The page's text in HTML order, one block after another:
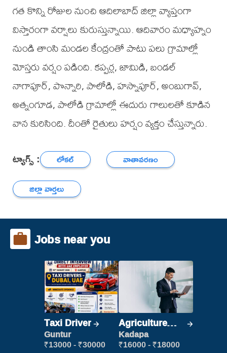
గత కొన్ని రోజుల నుంచి ఆదిలాబాద్ జిల్లా వ్యాప్తంగా
విస్తారంగా వర్షాలు కురుస్తున్నాయి. ఆదివారం మధ్యాహ్నం
నుండి తాంసి మండల కేంద్రంతో పాటు పలు గ్రామాల్లో
మోస్తరు వర్షం పడింది. కప్పర్ల, జామిడి, బండల్
నాగాపూర్, పొన్నారి, పాలోడి, హస్నాపూర్, అంబుగావ్,
అత్నంగూడ, పాలోడి గ్రామాల్లో ఈదురు గాలులతో కూడిన
వాన కురిసింది. దీంతో రైతులు హర్షం వ్యక్తం చేస్తున్నారు.
ట్యాగ్స్ : లోకల్
వాతావరణం
జిల్లా వార్తలు
Jobs near you
Taxi Driver
Guntur
₹13000 - ₹30000
Agriculture
Labour
Kadapa
₹16000 - ₹18000